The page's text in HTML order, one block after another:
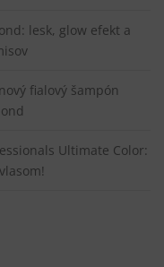
lesk, glow efekt a
fialový šampón
Ultimate Color: